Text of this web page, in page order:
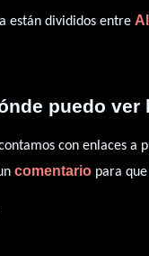
están divididos entre
puedo ver
con enlaces a
comentario para